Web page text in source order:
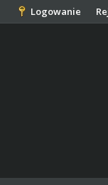
Logowanie